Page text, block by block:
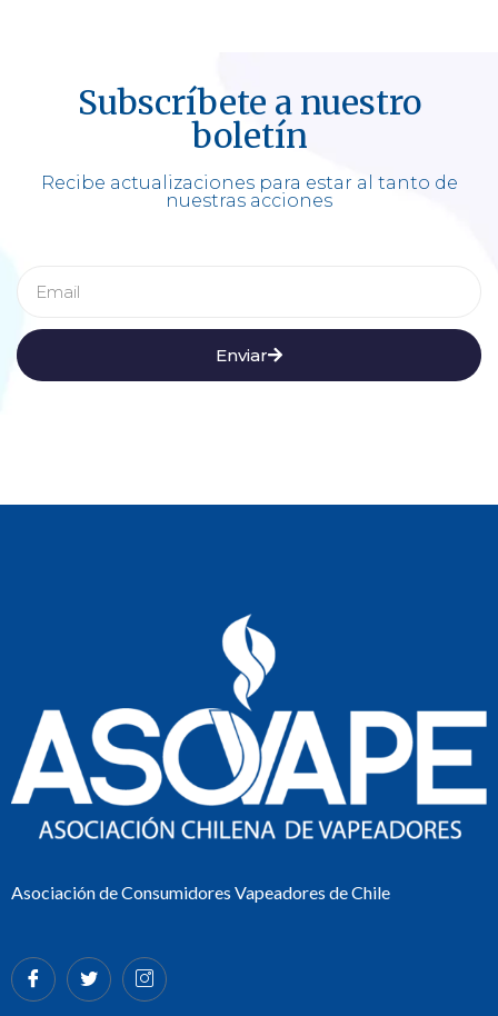
Subscríbete a nuestro
boletín
Recibe actualizaciones para estar al tanto de
nuestras acciones
Enviar
Asociación de Consumidores Vapeadores de Chile